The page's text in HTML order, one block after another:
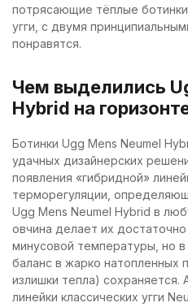
потрясающие тёплые
угги, с двумя
понравятся.
Чем выделились
Hybrid на
Ботинки Ugg Mens Neumel
удачных дизайнерских
появления «гибридной»
терморегуляции,
Ugg Mens Neumel Hybrid в
овчина делает их
минусовой температуры, но
баланс в жарко натопленных
излишки тепла) сохраняется.
линейки классических угги